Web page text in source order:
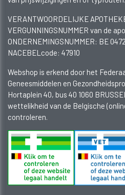
VERANTWOORDELIJKE
VERGUNNINGSNUMMER van de
ONDERNEMINGSNUMMER: BE
NACEBELcode: 47910
Webshop is erkend door het
Geneesmiddelen en
Hortaplein 40, bus 40 1060
wettelikheid van de Belgische
controleren.